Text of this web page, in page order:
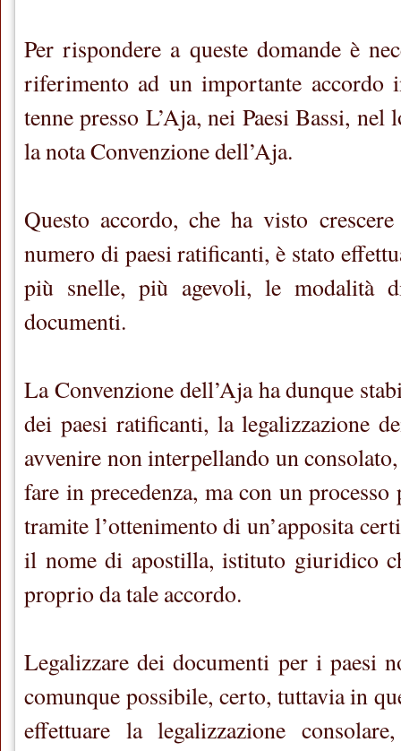
Per rispondere a queste domande è
riferimento ad un importante accordo
tenne presso L’Aja, nei Paesi Bassi,
la nota Convenzione dell’Aja.
Questo accordo, che ha visto
numero di paesi ratificanti, è stato
più snelle, più agevoli, le modalità
documenti.
La Convenzione dell’Aja ha dunque
dei paesi ratificanti, la legalizzazione
avvenire non interpellando un
fare in precedenza, ma con un
tramite l’ottenimento di un’apposita
il nome di apostilla, istituto giuridico
proprio da tale accordo.
Legalizzare dei documenti per i paesi
comunque possibile, certo, tuttavia in
effettuare la legalizzazione